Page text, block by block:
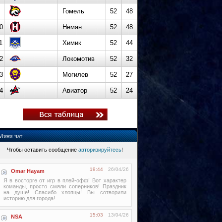
Гомель 52 48
Неман 52 48
Химик 52 44
Локомотив 52 32
Могилев 52 27
Авиатор 52 24
чат
Чтобы оставить сообщение авторизируйтесь!
Omar Hayam 26/04/26
19:44
Я в восторге от игр в плей-офф! Вот характер
команды, просто смяли соперников! Праздник
на душе! Спасибо хлопцы! Вы сотворили
историю для города!
NSA 13/04/26
15:03